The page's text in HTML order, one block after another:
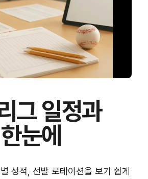
그 일정과
눈에
성적, 선발 로테이션을 보기 쉽게